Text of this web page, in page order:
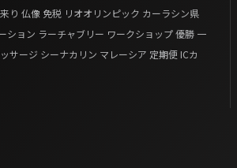
り 仏像 免税 リオオリンピック カーラシン県
ション ラーチャブリー ワークショップ優勝 一
サージ シーナカリン マレーシア 定期便 ICカ